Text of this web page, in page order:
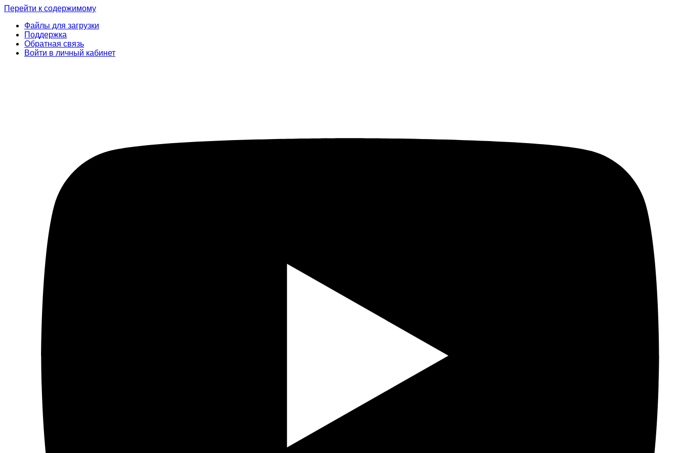
Перейти к содержимому
Файлы для загрузки
Поддержка
Обратная связь
Войти в личный кабинет